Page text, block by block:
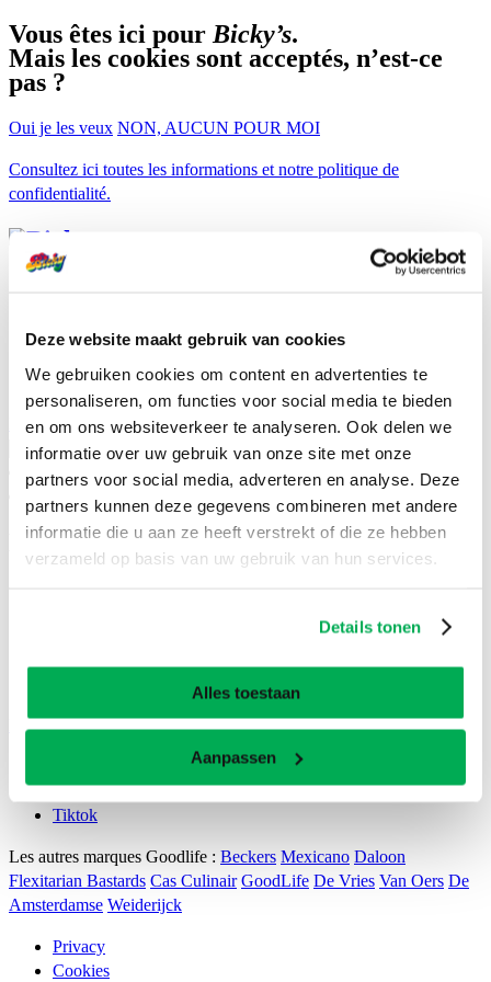
Deze website maakt gebruik van cookies
We gebruiken cookies om content en advertenties te
personaliseren, om functies voor social media te bieden
en om ons websiteverkeer te analyseren. Ook delen we
informatie over uw gebruik van onze site met onze
partners voor social media, adverteren en analyse. Deze
partners kunnen deze gegevens combineren met andere
informatie die u aan ze heeft verstrekt of die ze hebben
verzameld op basis van uw gebruik van hun services.
Details tonen
Alles toestaan
Aanpassen
Vous êtes ici pour Bicky’s.
Mais les cookies sont acceptés, n’est-ce
pas ?
Oui je les veux NON, AUCUN POUR MOI
Consultez ici toutes les informations et notre politique de
confidentialité.
Bicky du mois
Foodtruck
Professionals Trouver Bicky
Bicky - Altijd goed.
BICKY DU MOIS Professionals
Facebook
Tiktok
Les autres marques Goodlife : Beckers Mexicano Daloon
Flexitarian Bastards Cas Culinair GoodLife De Vries Van Oers De
Amsterdamse Weiderijck
Privacy
Cookies